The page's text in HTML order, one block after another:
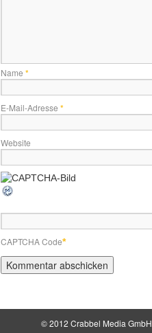
Name *
E-Mail-Adresse *
Website
CAPTCHA Code*
© 2012 Crabbel Media GmbH